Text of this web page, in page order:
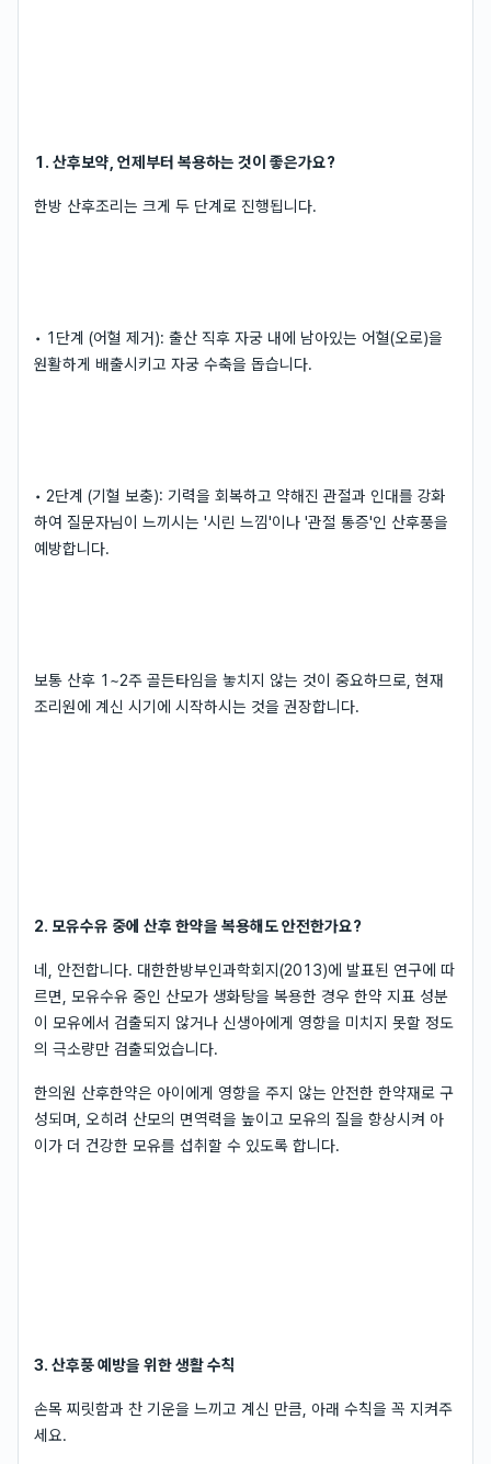
1. 산후보약, 언제부터 복용하는 것이 좋은가요?
한방 산후조리는 크게 두 단계로 진행됩니다.
• 1단계 (어혈 제거): 출산 직후 자궁 내에 남아있는 어혈(오로)을
원활하게 배출시키고 자궁 수축을 돕습니다.
• 2단계 (기혈 보충): 기력을 회복하고 약해진 관절과 인대를 강화
하여 질문자님이 느끼시는 '시린 느낌'이나 '관절 통증'인 산후풍을
예방합니다.
보통 산후 1~2주 골든타임을 놓치지 않는 것이 중요하므로, 현재
조리원에 계신 시기에 시작하시는 것을 권장합니다.
2. 모유수유 중에 산후 한약을 복용해도 안전한가요?
네, 안전합니다. 대한한방부인과학회지(2013)에 발표된 연구에 따
르면, 모유수유 중인 산모가 생화탕을 복용한 경우 한약 지표 성분
이 모유에서 검출되지 않거나 신생아에게 영향을 미치지 못할 정도
의 극소량만 검출되었습니다.
한의원 산후한약은 아이에게 영향을 주지 않는 안전한 한약재로 구
성되며, 오히려 산모의 면역력을 높이고 모유의 질을 향상시켜 아
이가 더 건강한 모유를 섭취할 수 있도록 합니다.
3. 산후풍 예방을 위한 생활 수칙
손목 찌릿함과 찬 기운을 느끼고 계신 만큼, 아래 수칙을 꼭 지켜주
세요.